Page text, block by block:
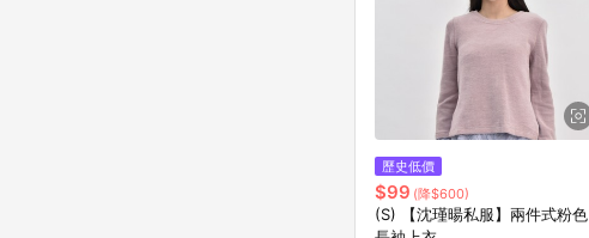
歷史低價
$99 (降$600)
(S) 【沈瑾暘私服】兩件式粉色